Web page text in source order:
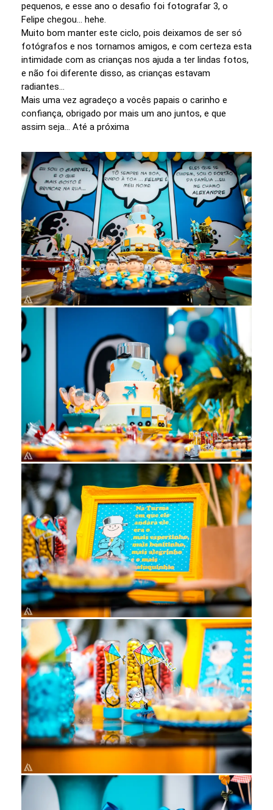
pequenos, e esse ano o desafio foi fotografar 3, o
Felipe chegou... hehe.
Muito bom manter este ciclo, pois deixamos de ser só
fotógrafos e nos tornamos amigos, e com certeza esta
intimidade com as crianças nos ajuda a ter lindas fotos,
e não foi diferente disso, as crianças estavam
radiantes...
Mais uma vez agradeço a vocês papais o carinho e
confiança, obrigado por mais um ano juntos, e que
assim seja... Até a próxima